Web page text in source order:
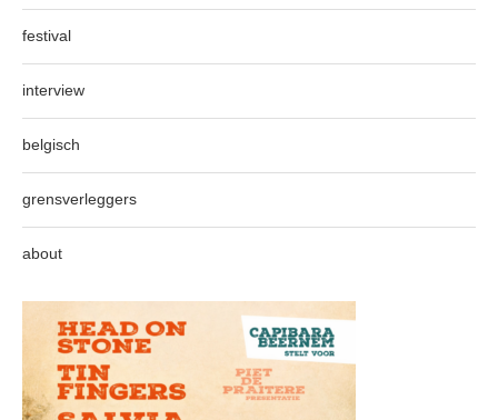
festival
interview
belgisch
grensverleggers
about